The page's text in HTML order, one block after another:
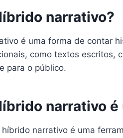
narrativo?
é uma forma de contar
como textos escritos,
para o público.
narrativo
híbrido narrativo é uma